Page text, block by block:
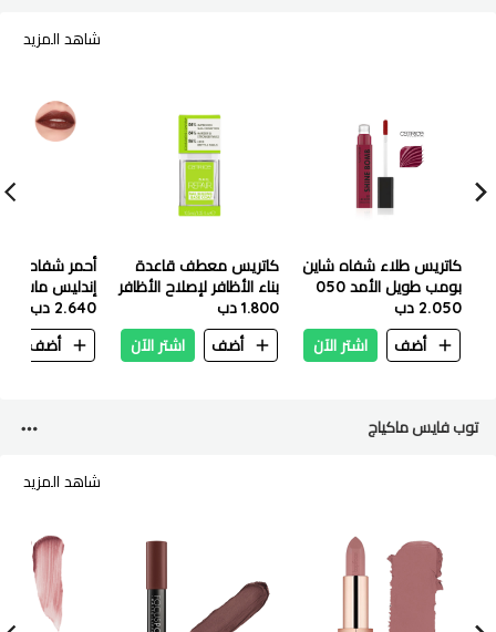
شاهد المزيد
كاتريس طلاء شفاه شاين
بومب طويل الأمد 050
2.050 دب
أضف
اشتر الآن
كاتريس معطف قاعدة
بناء الأظافر لإصلاح الأظافر
1.800 دب
أضف
اشتر الآن
أحمر شفاه
مل - 100 كوفي داتي
2.640 دب
أضف
توب فايس ماكياج
شاهد المزيد